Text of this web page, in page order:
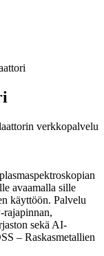
verkkopalvelu
avaamalla sille
käyttöön. Palvelu
sekä AI-
– Raskasmetallien